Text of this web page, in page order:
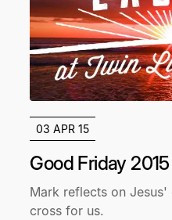
03 APR 15
Good Friday 2015
Mark reflects on
cross for us.